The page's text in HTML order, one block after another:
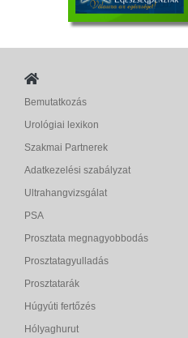
Bemutatkozás
Urológiai lexikon
Szakmai Partnerek
Adatkezelési szabályzat
Ultrahangvizsgálat
PSA
Prosztata megnagyobbodás
Prosztatagyulladás
Prosztatarák
Húgyúti fertőzés
Hólyaghurut